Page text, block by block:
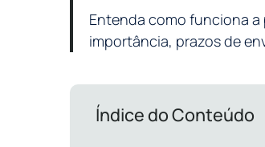
Entenda como funciona
importância, prazos de
Índice do Conteúdo